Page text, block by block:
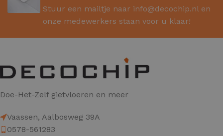
Stuur een mailtje naar info@decochip.nlen
onze medewerkers staan voor u klaar!
Doe-Het-Zelf gietvloeren en meer
Vaassen, Aalbosweg 39A
0578-561283